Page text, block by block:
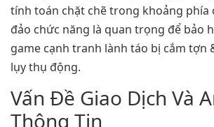
tính toán chặt chẽ trong khoảng phía
đảo chức năng là quan trọng để bảo
game cạnh tranh lành táo bị cắm tợn
lụy thụ động.
Vấn Đề Giao Dịch Và
Thông Tin